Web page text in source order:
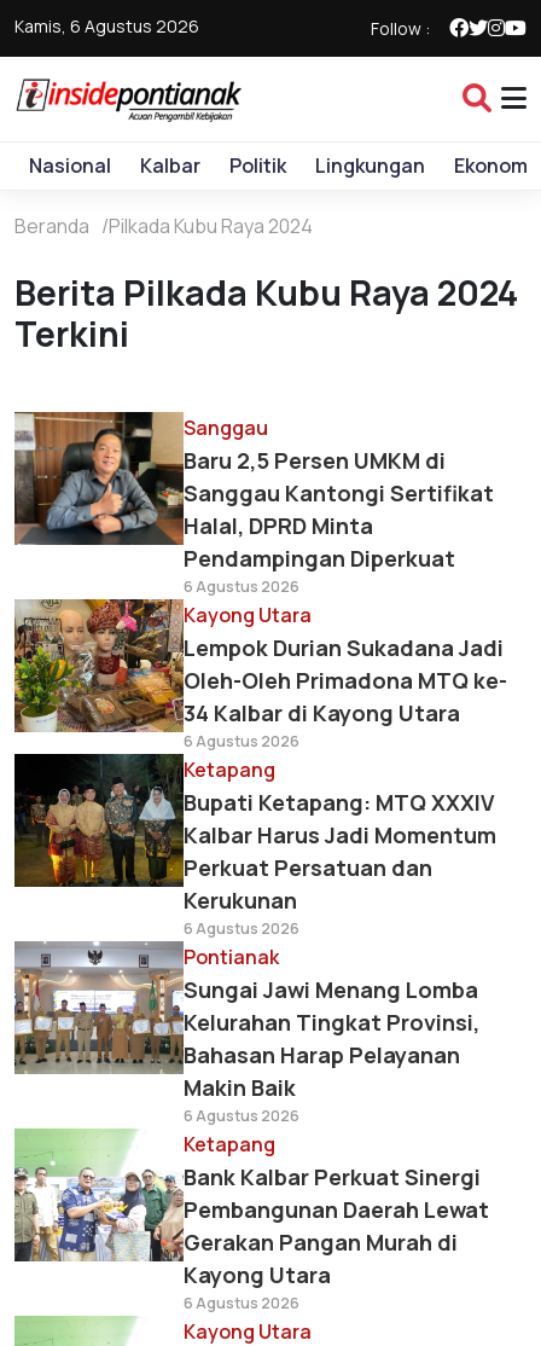
Kamis, 6 Agustus 2026 Follow :
Nasional Kalbar Politik Lingkungan Ekonomi
Beranda Pilkada Kubu Raya 2024
Berita Pilkada Kubu Raya 2024
Terkini
Sanggau
Baru 2,5 Persen UMKM di
Sanggau Kantongi Sertifikat
Halal, DPRD Minta
Pendampingan Diperkuat
6 Agustus 2026
Kayong Utara
Lempok Durian Sukadana Jadi
Oleh-Oleh Primadona MTQ ke-
34 Kalbar di Kayong Utara
6 Agustus 2026
Ketapang
Bupati Ketapang: MTQ XXXIV
Kalbar Harus Jadi Momentum
Perkuat Persatuan dan
Kerukunan
6 Agustus 2026
Pontianak
Sungai Jawi Menang Lomba
Kelurahan Tingkat Provinsi,
Bahasan Harap Pelayanan
Makin Baik
6 Agustus 2026
Ketapang
Bank Kalbar Perkuat Sinergi
Pembangunan Daerah Lewat
Gerakan Pangan Murah di
Kayong Utara
6 Agustus 2026
Kayong Utara